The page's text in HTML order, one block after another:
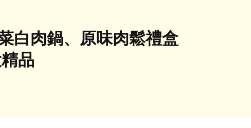
白肉鍋、原味肉鬆禮盒
品